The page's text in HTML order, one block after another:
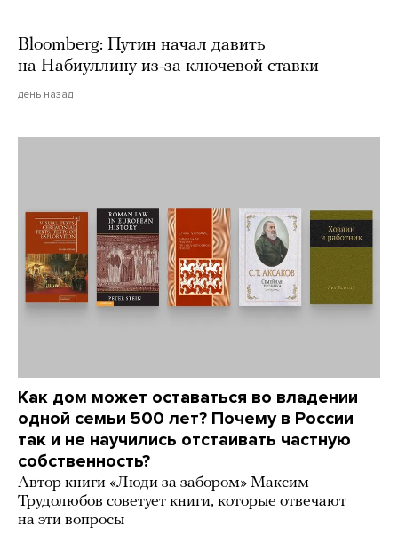
Bloomberg: Путин начал давить
на Набиуллину из-за ключевой ставки
день назад
Как дом может оставаться во владении
одной семьи 500 лет? Почему в России
так и не научились отстаивать частную
собственность?
Автор книги «Люди за забором» Максим
Трудолюбов советует книги, которые отвечают
на эти вопросы